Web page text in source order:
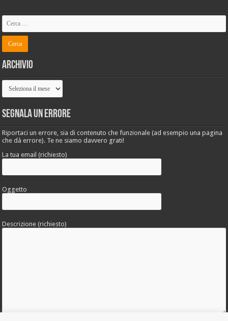
Archivio
Archivio
Segnala un errore
Riportaci un errore, sia di contenuto che funzionale (ad esempio una pagina
che dà errore). Te ne siamo davvero grati!
La tua email (richiesto)
Oggetto
Descrizione (richiesto)